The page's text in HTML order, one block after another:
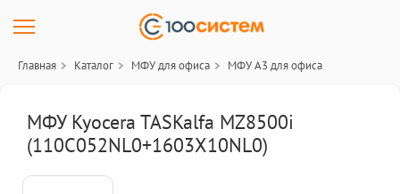
Главная Каталог МФУ для офиса МФУ A3 для офиса
МФУ Kyocera TASKalfa MZ8500i
(110C052NL0+1603X10NL0)